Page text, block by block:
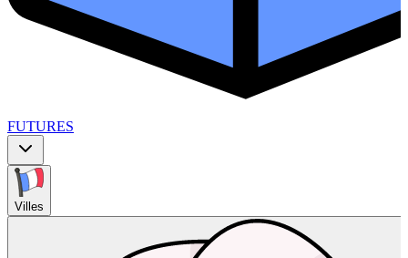
FUTURES
Villes